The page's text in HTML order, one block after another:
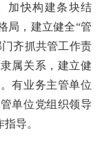
加快构建条块结
局，建立健全“管
齐抓共管工作责
属关系，建立健
有业务主管单位
单位党组织领导
导。